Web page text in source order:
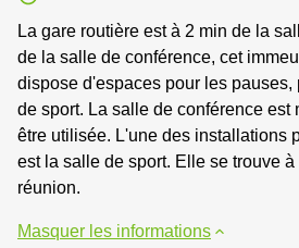
La gare routière est à 2 min de la
de la salle de conférence, cet
dispose d'espaces pour les
de sport. La salle de conférence est
être utilisée. L'une des installations
est la salle de sport. Elle se trouve
réunion.
Masquer les informations